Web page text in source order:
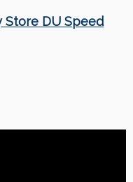
Store DU Speed